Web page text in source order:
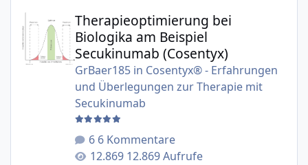
Therapieoptimierung bei Biologika am Beispiel
Therapieoptimierung bei
Biologika am Beispiel
Secukinumab (Cosentyx)
GrBaer185in Cosentyx® - Erfahrungen
und Überlegungen zur Therapie mit
Secukinumab
6 Kommentare
12.869 Aufrufe